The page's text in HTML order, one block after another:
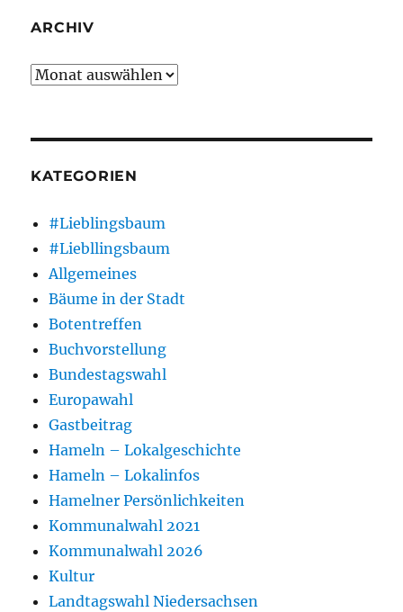
ARCHIV
Archiv
KATEGORIEN
#Lieblingsbaum
#Liebllingsbaum
Allgemeines
Bäume in der Stadt
Botentreffen
Buchvorstellung
Bundestagswahl
Europawahl
Gastbeitrag
Hameln – Lokalgeschichte
Hameln – Lokalinfos
Hamelner Persönlichkeiten
Kommunalwahl 2021
Kommunalwahl 2026
Kultur
Landtagswahl Niedersachsen